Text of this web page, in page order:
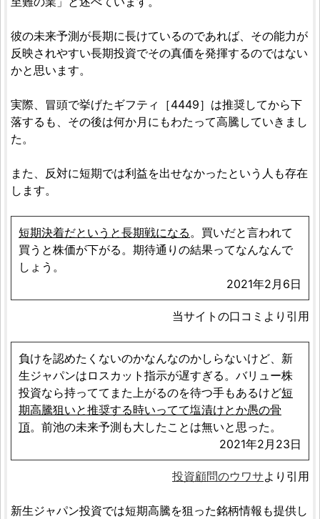
彼の未来予測が長期に長けているのであれば、その能力が
反映されやすい長期投資でその真価を発揮するのではない
かと思います。
実際、冒頭で挙げたギフティ［4449］は推奨してから下
落するも、その後は何か月にもわたって高騰していきまし
た。
また、反対に短期では利益を出せなかったという人も存在
します。
短期決着だというと長期戦になる 。買いだと言われて
買うと株価が下がる。期待通りの結果ってなんなんで
しょう。
2021年2月6日
当サイトの口コミより引用
負けを認めたくないのかなんなのかしらないけど、新
生ジャパンはロスカット指示が遅すぎる。バリュー株
投資なら持っててまた上がるのを待つ手もあるけど短
期高騰狙いと推奨する時いってて塩漬けとか愚の骨
頂。前池の未来予測も大したことは無いと思った。
2021年2月23日
投資顧問のウワサより引用
新生ジャパン投資では短期高騰を狙った銘柄情報も提供し